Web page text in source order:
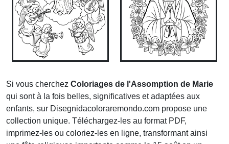
Si vous cherchez Coloriages de l'Assomption de Marie
qui sont à la fois belles, significatives et adaptées aux
enfants, sur Disegnidacoloraremondo.com propose une
collection unique. Téléchargez-les au format PDF,
imprimez-les ou coloriez-les en ligne, transformant ainsi